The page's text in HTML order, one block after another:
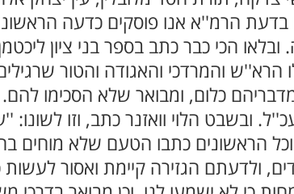
הרמ''א אנו פוסקים כדעה
הכי כבר כתב בספר בני ציון
הרא''ש והמרדכי והאגודה והטור
מדבריהם כלום, ומבואר שלא הסכימו
ובשבט הלוי וואזנר כתב, וזו לשונו:
הראשונים כתבו הטעם שלא מוחים
ולדעתם הגזירה קיימת ואסור לעשות